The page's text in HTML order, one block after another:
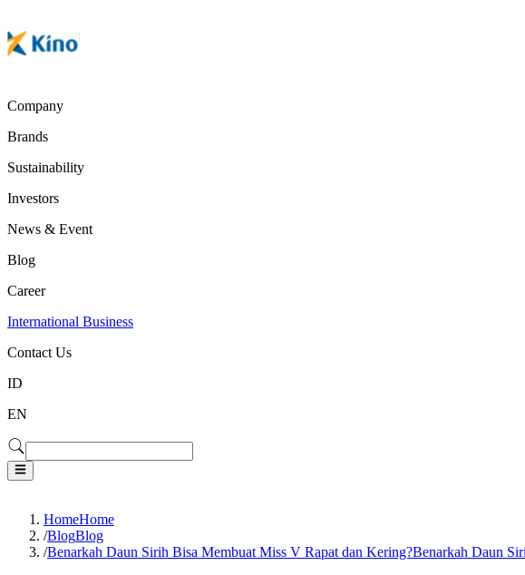
Company
Brands
Sustainability
Investors
News & Event
Blog
Career
International Business
Contact Us
ID
EN
HomeHome
/BlogBlog
/Benarkah Daun Sirih Bisa Membuat Miss V Rapat dan Kering?Benarkah Daun